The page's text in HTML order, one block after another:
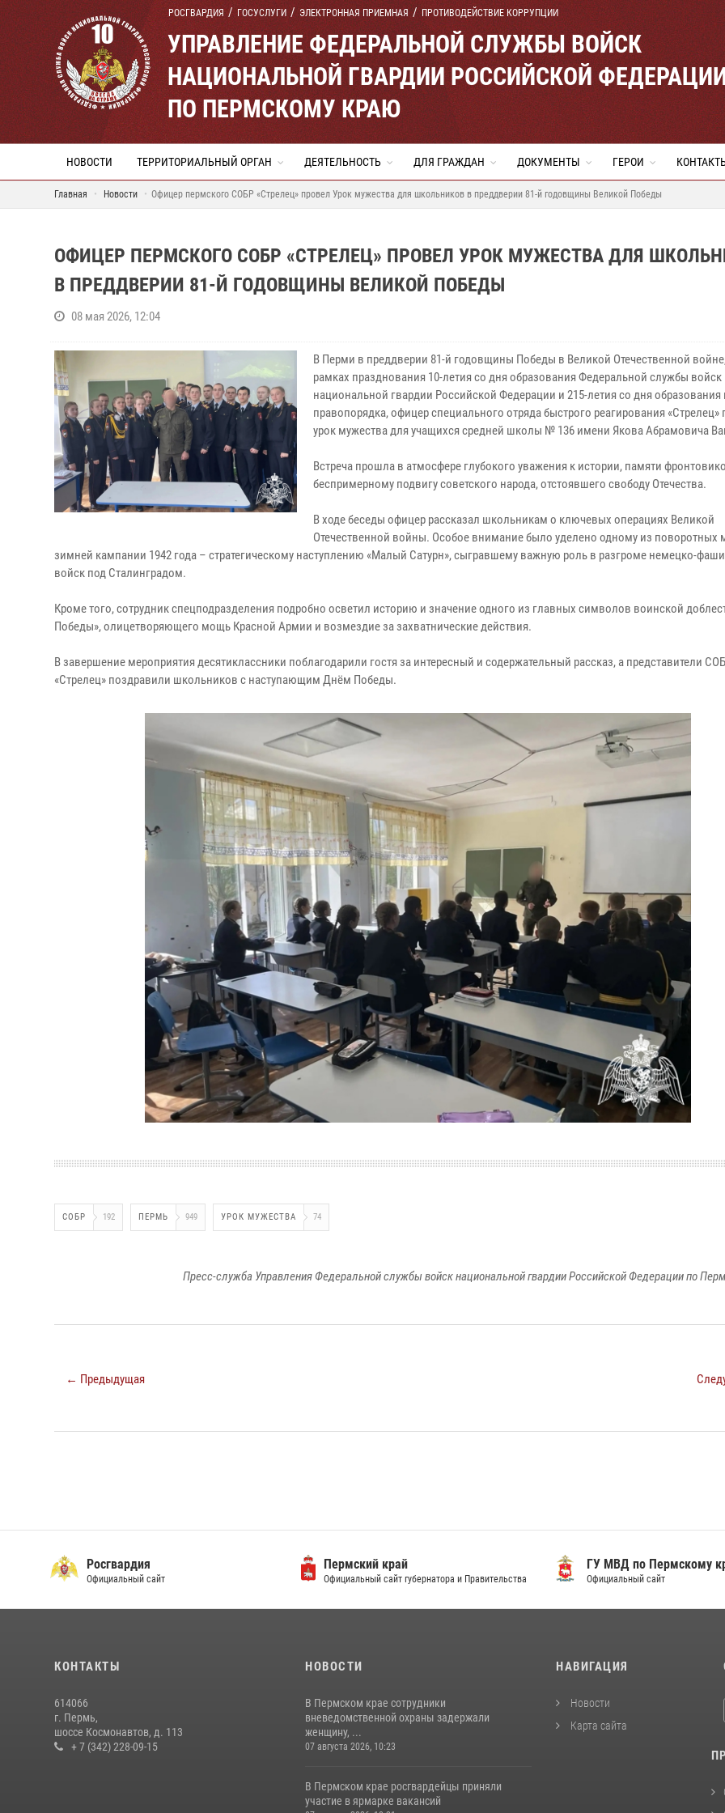
РОСГВАРДИЯ ГОСУСЛУГИ ЭЛЕКТРОННАЯ ПРИЕМНАЯ ПРОТИВОДЕЙСТВИЕ КОРРУПЦИИ
УПРАВЛЕНИЕ ФЕДЕРАЛЬНОЙ СЛУЖБЫ ВОЙСК
НАЦИОНАЛЬНОЙ ГВАРДИИ РОССИЙСКОЙ
ПО ПЕРМСКОМУ КРАЮ
НОВОСТИ ТЕРРИТОРИАЛЬНЫЙ ОРГАН ДЕЯТЕЛЬНОСТЬ ДЛЯ ГРАЖДАН ДОКУМЕНТЫ ГЕРОИ
Главная Новости Офицер пермского СОБР «Стрелец» провел Урок мужества для школьников в преддверии 81-й годовщины Великой Победы
ОФИЦЕР ПЕРМСКОГО СОБР «СТРЕЛЕЦ» ПРОВЕЛ УРОК МУЖЕСТВА ДЛЯ
В ПРЕДДВЕРИИ 81-Й ГОДОВЩИНЫ ВЕЛИКОЙ ПОБЕДЫ
08 мая 2026, 12:04
В Перми в преддверии 81-й годовщины Победы в Великой Отечественной
рамках празднования 10-летия со дня образования Федеральной службы войск
национальной гвардии Российской Федерации и 215-летия со дня образования
правопорядка, офицер специального отряда быстрого реагирования «Стрелец»
урок мужества для учащихся средней школы № 136 имени Якова Абрамовича
Встреча прошла в атмосфере глубокого уважения к истории, памяти
беспримерному подвигу советского народа, отстоявшего свободу Отечества.
В ходе беседы офицер рассказал школьникам о ключевых операциях Великой
Отечественной войны. Особое внимание было уделено одному из поворотных
зимней кампании 1942 года – стратегическому наступлению «Малый Сатурн», сыгравшему важную роль в разгроме немецко-
войск под Сталинградом.
Кроме того, сотрудник спецподразделения подробно осветил историю и значение одного из главных символов воинской
Победы», олицетворяющего мощь Красной Армии и возмездие за захватнические действия.
В завершение мероприятия десятиклассники поблагодарили гостя за интересный и содержательный рассказ, а представители
«Стрелец» поздравили школьников с наступающим Днём Победы.
СОБР 192 ПЕРМЬ 949 УРОК МУЖЕСТВА 74
Пресс-служба Управления Федеральной службы войск национальной гвардии Российской Федерации по
← Предыдущая
Росгвардия
Официальный сайт
Пермский край
Официальный сайт губернатора и Правительства
ГУ МВД по Пермскому
Официальный сайт
КОНТАКТЫ
614066
г. Пермь,
шоссе Космонавтов, д. 113
+ 7 (342) 228-09-15
НОВОСТИ
В Пермском крае сотрудники
вневедомственной охраны задержали
женщину, ...
07 августа 2026, 10:23
В Пермском крае росгвардейцы приняли
участие в ярмарке вакансий
НАВИГАЦИЯ
Новости
Карта сайта